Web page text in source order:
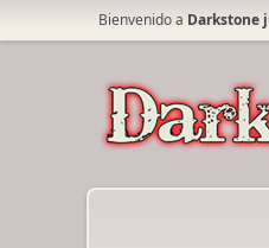
Bienvenido a Darkstone